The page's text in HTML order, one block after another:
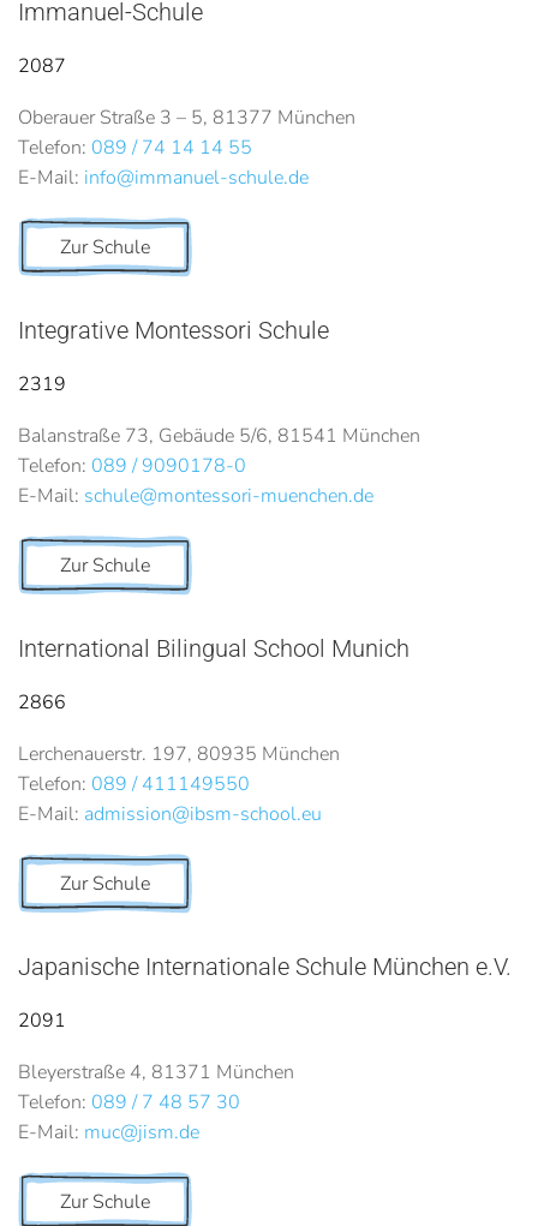
Immanuel-Schule
2087
Oberauer Straße 3 – 5, 81377 München
Telefon: 089 / 74 14 14 55
E-Mail: info@immanuel-schule.de
Zur Schule
Integrative Montessori Schule
2319
Balanstraße 73, Gebäude 5/6, 81541 München
Telefon: 089 / 9090178-0
E-Mail: schule@montessori-muenchen.de
Zur Schule
International Bilingual School Munich
2866
Lerchenauerstr. 197, 80935 München
Telefon: 089 / 411149550
E-Mail: admission@ibsm-school.eu
Zur Schule
Japanische Internationale Schule München e.V.
2091
Bleyerstraße 4, 81371 München
Telefon: 089 / 7 48 57 30
E-Mail: muc@jism.de
Zur Schule